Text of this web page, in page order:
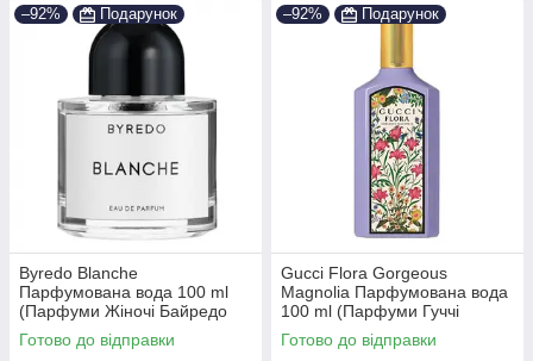
–92% Подарунок
Byredo Blanche
Парфумована вода 100 ml
(Парфуми Жіночі Байредо
Бланш)
Готово до відправки
–92% Подарунок
Gucci Flora Gorgeous
Magnolia Парфумована вода
100 ml (Парфуми Гуччі
Флора Горджес Магнолія
Парфуми Жіночі)
Готово до відправки